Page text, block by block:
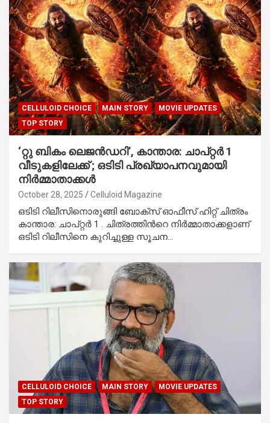
CELLULOID CHOICE MAIN STORY
MOVIE UPDATES
TOP STORY
‘റ്റു ബികം ലെജൻഡറി’, കാന്താര: ചാപ്റ്റര്‍ 1
വീടുകളിലേക്ക് ; ഒടിടി പ്രഖ്യാപനവുമായി
നിർമ്മാതാക്കൾ
October 28, 2025 Celluloid Magazine
ഒടിടി റിലീസിനൊരുങ്ങി ബോക്സ് ഓഫീസ് ഹിറ്റ് ചിത്രം
കാന്താര: ചാപ്റ്റര്‍ 1 . ചിത്രത്തിൻറെ നിർമ്മാതാക്കളാണ്
ഒടിടി റിലീസിനെ കുറിച്ചുള്ള സൂചന…
CELLULOID CHOICE MAIN STORY
MOVIE UPDATES
TOP STORY